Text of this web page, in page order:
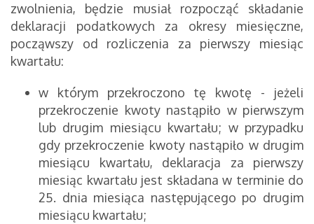
zwolnienia, będzie musiał rozpocząć składanie
deklaracji podatkowych za okresy miesięczne,
począwszy od rozliczenia za pierwszy miesiąc
kwartału:
w którym przekroczono tę kwotę - jeżeli
przekroczenie kwoty nastąpiło w pierwszym
lub drugim miesiącu kwartału; w przypadku
gdy przekroczenie kwoty nastąpiło w drugim
miesiącu kwartału, deklaracja za pierwszy
miesiąc kwartału jest składana w terminie do
25. dnia miesiąca następującego po drugim
miesiącu kwartału;